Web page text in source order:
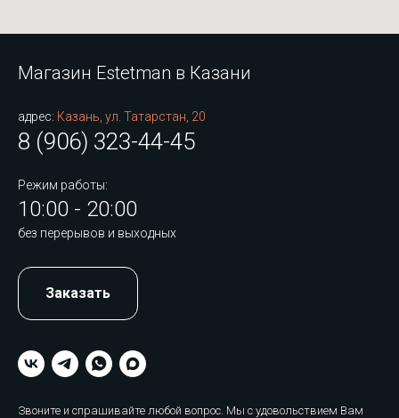
Магазин Estetman в Казани
адрес: Казань, ул. Татарстан, 20
8 (906) 323-44-45
Режим работы:
10:00 - 20:00
без перерывов и выходных
Заказать
Звоните и спрашивайте любой вопрос. Мы с удовольствием Вам